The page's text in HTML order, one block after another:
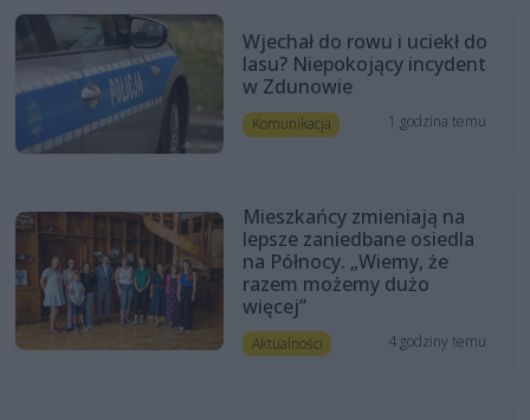
Wjechał do rowu i uciekł do
lasu? Niepokojący incydent
w Zdunowie
Komunikacja 1 godzina temu
Mieszkańcy zmieniają na
lepsze zaniedbane osiedla
na Północy. „Wiemy, że
razem możemy dużo
więcej”
Aktualności 4 godziny temu